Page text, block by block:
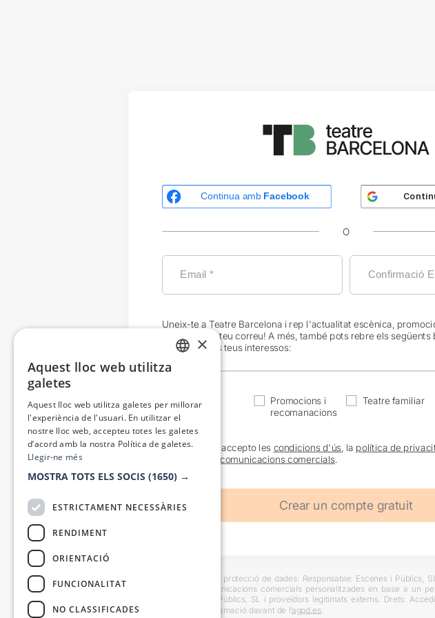
Continua amb Facebook
O
Uneix-te a Teatre Barcelona i rep l'actualitat escènica,
exclusives al teu correu! A més, també pots rebre els
en funció dels teus interessos:
Actualitat
Promocions i
recomanacions
Teatre familiar
He llegit i accepto les condicions d'ús , la política de
comunicacions comercials.
Informació bàsica sobre protecció de dades: Responsable: Escenes i
usuaris i trametre comunicacions comercials personalitzades en base a un
Destinataris: Escenes i Públics, SL i proveïdors legitimats externs. Drets:
També es pot instar reclamació davant de l’agpd.es
×
Aquest lloc web utilitza
galetes
Aquest lloc web utilitza galetes per millorar
l'experiència de l'usuari. En utilitzar el
nostre lloc web, accepteu totes les galetes
d’acord amb la nostra Política de galetes.
Llegir-ne més
MOSTRA TOTS ELS SOCIS (1650) →
ESTRICTAMENT NECESSÀRIES
RENDIMENT
ORIENTACIÓ
FUNCIONALITAT
NO CLASSIFICADES